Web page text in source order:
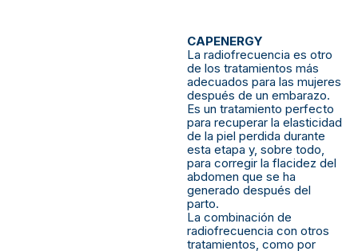
CAPENERGY
La radiofrecuencia es otro
de los tratamientos más
adecuados para las mujeres
después de un embarazo.
Es un tratamiento perfecto
para recuperar la elasticidad
de la piel perdida durante
esta etapa y, sobre todo,
para corregir la flacidez del
abdomen que se ha
generado después del
parto.
La combinación de
radiofrecuencia con otros
tratamientos, como por